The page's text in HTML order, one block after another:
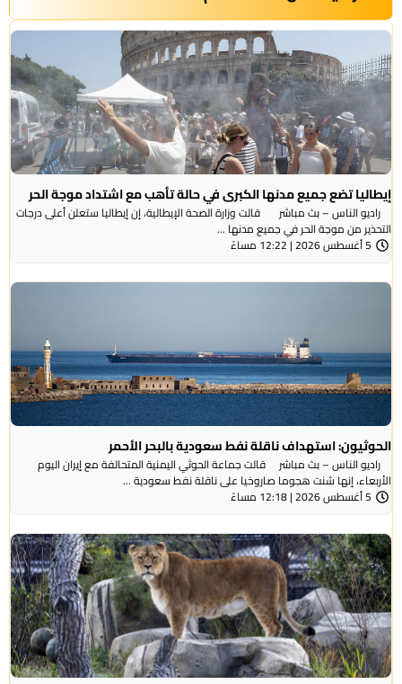
إيطاليا تضع جميع مدنها الكبرى في حالة تأهب مع اشتداد موجة الحر
راديو الناس – بث مباشر قالت وزارة الصحة الإيطالية، إن إيطاليا ستعلن أعلى درجات
التحذير من موجة ​الحر في جميع مدنها ...
5 أغسطس 2026 | 12:22 مساءً
الحوثيون: استهداف ناقلة نفط سعودية بالبحر الأحمر
راديو الناس – بث مباشر قالت جماعة الحوثي ​اليمنية المتحالفة ​مع إيران اليوم
الأربعاء، ⁠إنها شنت ​هجوما صاروخيا على ​ناقلة نفط سعودية ...
5 أغسطس 2026 | 12:18 مساءً